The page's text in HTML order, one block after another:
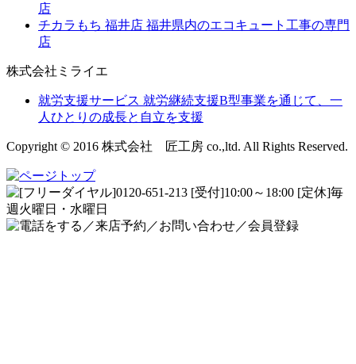
店
チカラもち 福井店 福井県内のエコキュート工事の専門
店
株式会社ミライエ
就労支援サービス 就労継続支援B型事業を通じて、一
人ひとりの成長と自立を支援
Copyright © 2016 株式会社 匠工房 co.,ltd. All Rights Reserved.